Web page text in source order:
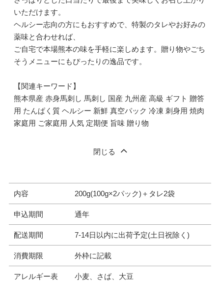
いただけます。
ヘルシー志向の方にもおすすめで、特製のタレやお好みの
薬味と合わせれば、
ご自宅で本場熊本の味を手軽に楽しめます。贈り物やごち
そうメニューにもぴったりの逸品です。
【関連キーワード】
熊本県産 赤身馬刺し 馬刺し 国産 九州産 高級 ギフト 贈答
用 たんぱく質 ヘルシー 新鮮 真空パック 冷凍 刺身用 焼肉
家庭用 ご家庭用 人気 定期便 旨味 贈り物
閉じる
内容 200g(100g×2パック)＋タレ2袋
申込期間 通年
配送期間 7-14日以内に出荷予定(土日祝除く)
消費期限 外枠に記載
アレルギー表
小麦、さば、大豆